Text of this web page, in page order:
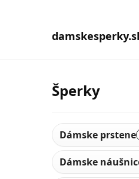
Šperky
Dámske prstene
Dámske